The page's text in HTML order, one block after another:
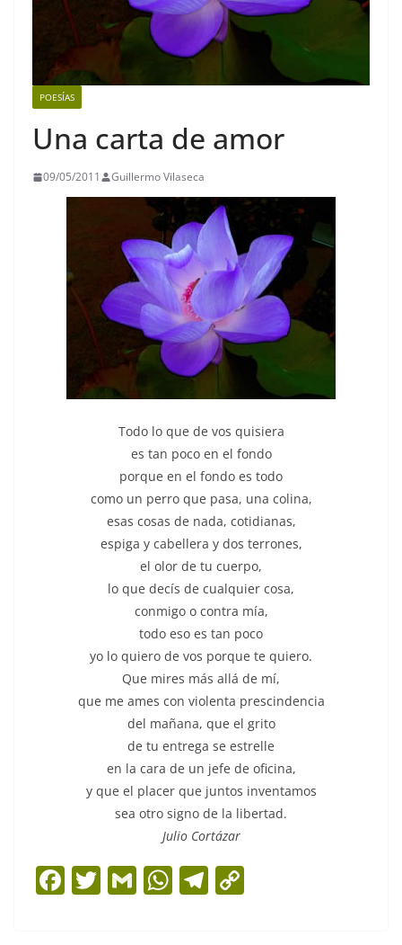
POESÍAS
Una carta de amor
09/05/2011 Guillermo Vilaseca
Todo lo que de vos quisiera
es tan poco en el fondo
porque en el fondo es todo
como un perro que pasa, una colina,
esas cosas de nada, cotidianas,
espiga y cabellera y dos terrones,
el olor de tu cuerpo,
lo que decís de cualquier cosa,
conmigo o contra mía,
todo eso es tan poco
yo lo quiero de vos porque te quiero.
Que mires más allá de mí,
que me ames con violenta prescindencia
del mañana, que el grito
de tu entrega se estrelle
en la cara de un jefe de oficina,
y que el placer que juntos inventamos
sea otro signo de la libertad.
Julio Cortázar
F T G W T